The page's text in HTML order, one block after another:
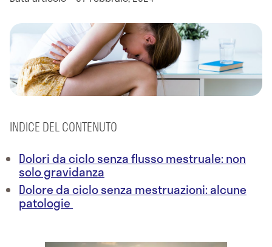
INDICE DEL CONTENUTO
Dolori da ciclo senza flusso mestruale: non
solo gravidanza
Dolore da ciclo senza mestruazioni: alcune
patologie